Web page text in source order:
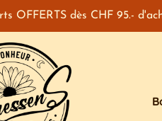
OFFERTS dès CHF 95.-